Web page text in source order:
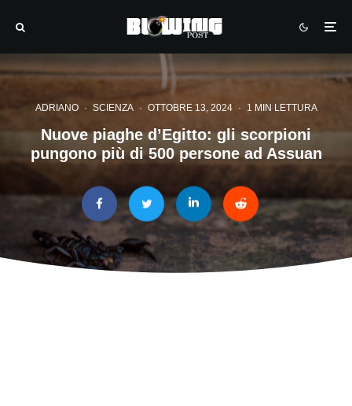
ADRIANO · SCIENZA · OTTOBRE 13, 2024 · 1 MIN LETTURA
Nuove piaghe d’Egitto: gli scorpioni
pungono più di 500 persone ad Assuan